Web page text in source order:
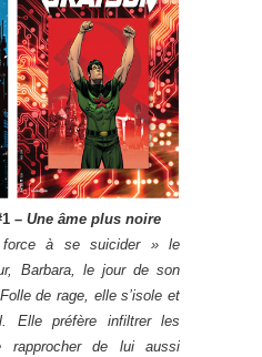
– Une âme plus noire
à se suicider » le
Barbara, le jour de son
de rage, elle s’isole et
Elle préfère infiltrer les
rapprocher de lui aussi